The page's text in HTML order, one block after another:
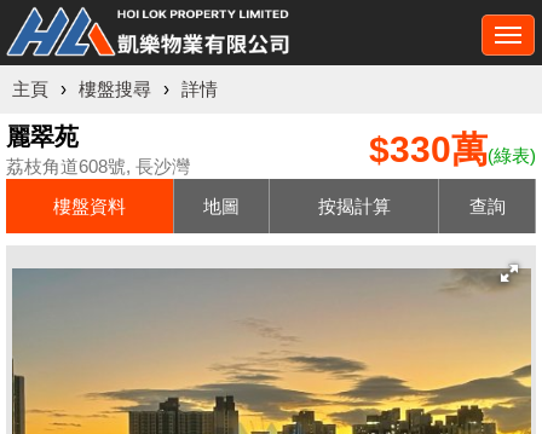
主頁 › 樓盤搜尋 › 詳情
麗翠苑
荔枝角道608號, 長沙灣 $330萬(綠表)
樓盤資料 地圖 按揭計算 查詢